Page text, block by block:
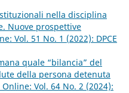
nella disciplina
Nuove prospettive
Vol. 51 No. 1 (2022): DPCE
quale “bilancia” del
della persona detenuta
Online: Vol. 64 No. 2 (2024):